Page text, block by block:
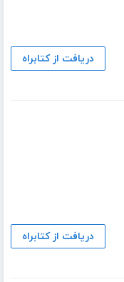
دریافت از کتابراه
دریافت از کتابراه